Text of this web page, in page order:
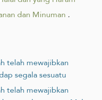
dan Minuman .
telah mewajibkan
segala sesuatu
telah mewajibkan